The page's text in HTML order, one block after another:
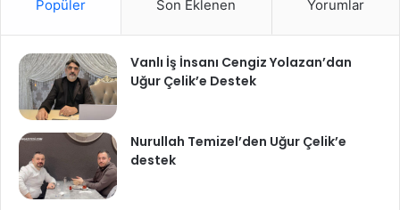
Popüler Son Eklenen Yorumlar
Vanlı İş İnsanı Cengiz Yolazan’dan
Uğur Çelik’e Destek
Nurullah Temizel’den Uğur Çelik’e
destek